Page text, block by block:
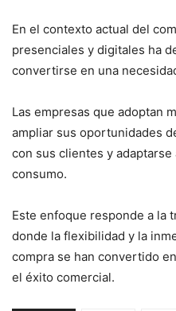
En el contexto actual del
presenciales y digitales ha
convertirse en una
Las empresas que adoptan
ampliar sus oportunidades
con sus clientes y
consumo.
Este enfoque responde a la
donde la flexibilidad y la
compra se han convertido
el éxito comercial.